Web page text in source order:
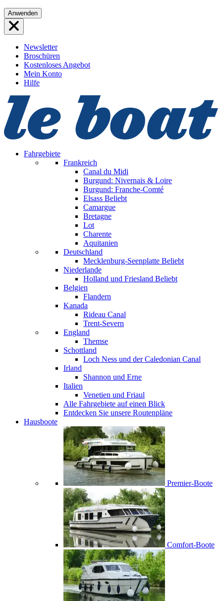
Direkt
zum
Inhalt
Anwenden
Newsletter
Broschüren
Kostenloses Angebot
Mein Konto
Hilfe
Fahrgebiete
Frankreich
Canal du Midi
Burgund: Nivernais & Loire
Burgund: Franche-Comté
Elsass Beliebt
Camargue
Bretagne
Lot
Charente
Aquitanien
Deutschland
Mecklenburg-Seenplatte Beliebt
Niederlande
Holland und Friesland Beliebt
Belgien
Flandern
Kanada
Rideau Canal
Trent-Severn
England
Themse
Schottland
Loch Ness und der Caledonian Canal
Irland
Shannon und Erne
Italien
Venetien und Friaul
Alle Fahrgebiete auf einen Blick
Entdecken Sie unsere Routenpläne
Hausboote
Premier-Boote
Comfort-Boote